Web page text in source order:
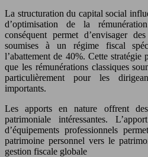
La structuration du capital social
d’optimisation de la
conséquent permet d’envisager
soumises à un régime fiscal
l’abattement de 40%. Cette stratégie
que les rémunérations classiques
particulièrement pour les
importants.
Les apports en nature offrent des
patrimoniale intéressantes.
d’équipements professionnels
patrimoine personnel vers le
gestion fiscale globale